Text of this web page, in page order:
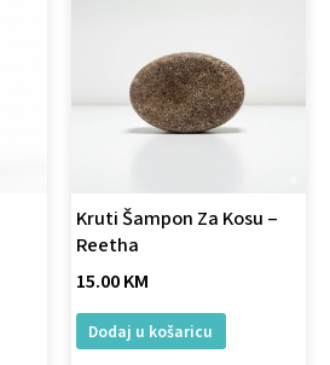
Kruti Šampon Za Kosu –
Reetha
15.00KM
Dodaj u košaricu